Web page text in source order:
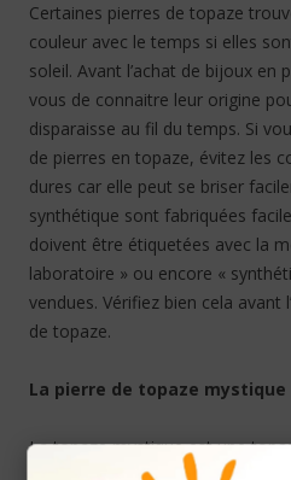
Certaines pierres de topaze
couleur avec le temps si elles
soleil. Avant l’achat de bijoux en
vous de connaitre leur origine
disparaisse au fil du temps. Si
de pierres en topaze, évitez les
dures car elle peut se briser
synthétique sont fabriquées
doivent être étiquetées avec la
laboratoire » ou encore «
vendues. Vérifiez bien cela avant
de topaze.
La pierre de topaze mystique
La topaze mystique est une